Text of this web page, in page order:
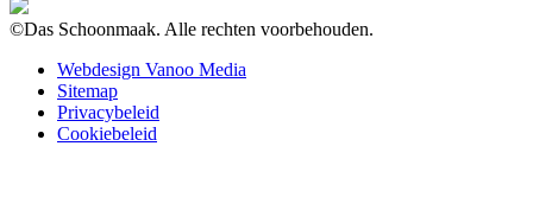
©Das Schoonmaak. Alle rechten voorbehouden.
Webdesign Vanoo Media
Sitemap
Privacybeleid
Cookiebeleid